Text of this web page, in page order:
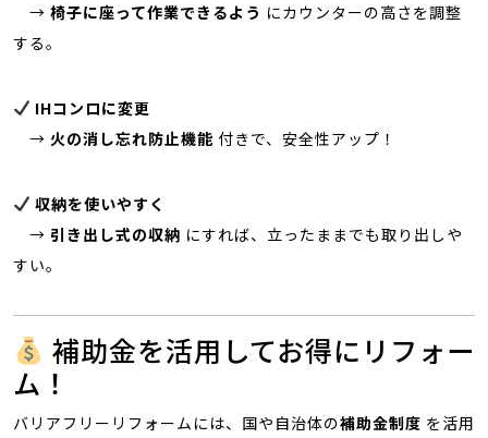
→ 椅子に座って作業できるよう にカウンターの高さを調整
する。
IHコンロに変更
→ 火の消し忘れ防止機能 付きで、安全性アップ！
収納を使いやすく
→ 引き出し式の収納 にすれば、立ったままでも取り出しや
すい。
補助金を活用してお得にリフォー
ム！
バリアフリーリフォームには、国や自治体の補助金制度 を活用